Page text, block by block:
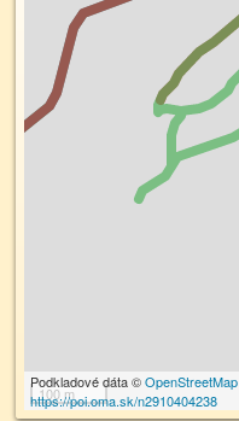
100 m
Podkladové dáta ©OpenStreetMap
https://poi.oma.sk/n2910404238